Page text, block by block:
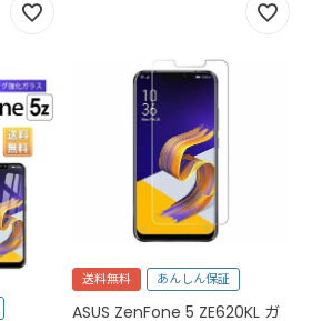
送料無料 あんしん保証
ASUS ZenFone 5 ZE620KL ガ